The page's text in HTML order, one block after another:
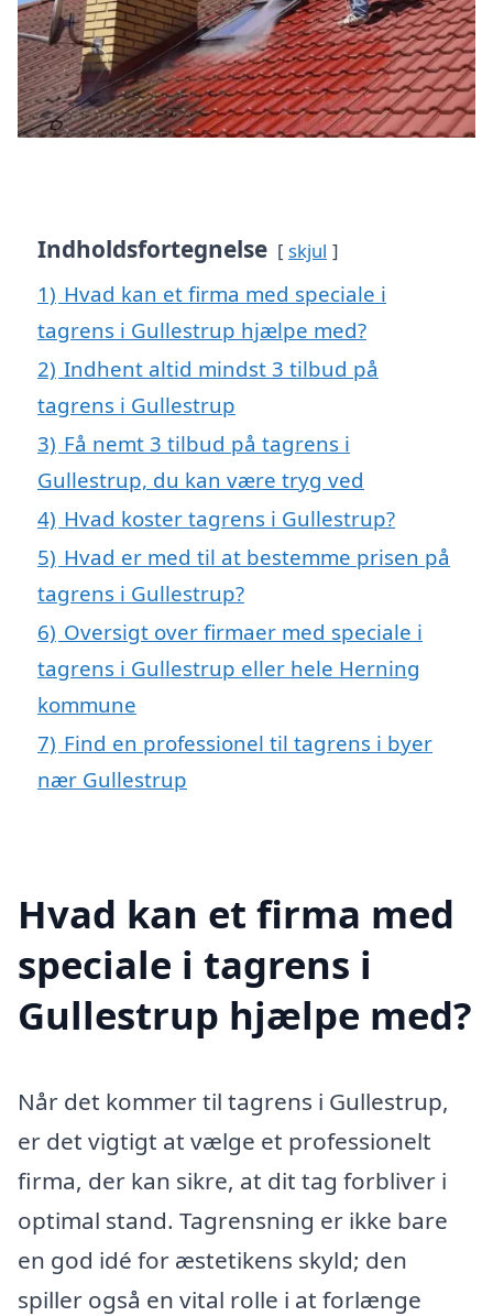
Indholdsfortegnelse skjul
1) Hvad kan et firma med speciale i
tagrens i Gullestrup hjælpe med?
2) Indhent altid mindst 3 tilbud på
tagrens i Gullestrup
3) Få nemt 3 tilbud på tagrens i
Gullestrup, du kan være tryg ved
4) Hvad koster tagrens i Gullestrup?
5) Hvad er med til at bestemme prisen på
tagrens i Gullestrup?
6) Oversigt over firmaer med speciale i
tagrens i Gullestrup eller hele Herning
kommune
7) Find en professionel til tagrens i byer
nær Gullestrup
Hvad kan et firma med
speciale i tagrens i
Gullestrup hjælpe med?
Når det kommer til tagrens i Gullestrup,
er det vigtigt at vælge et professionelt
firma, der kan sikre, at dit tag forbliver i
optimal stand. Tagrensning er ikke bare
en god idé for æstetikens skyld; den
spiller også en vital rolle i at forlænge